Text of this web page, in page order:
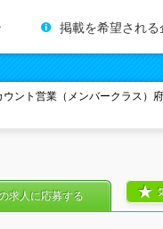
掲載を希望される
ント営業（メンバークラス）
求人に応募する